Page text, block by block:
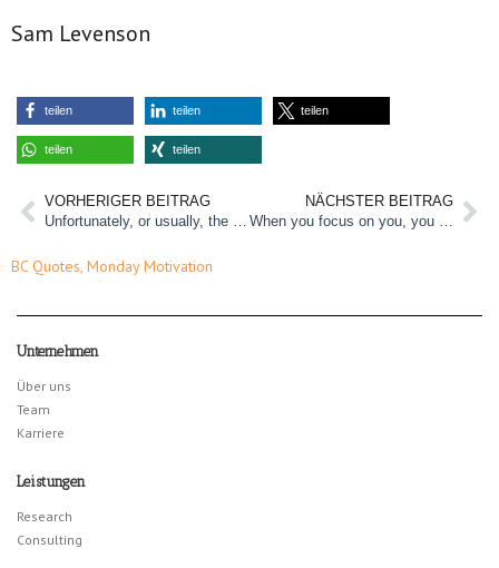
Sam Levenson
teilen teilen teilen
teilen teilen
VORHERIGER BEITRAG
NÄCHSTER BEITRAG
BC Quotes Monday Motivation
Unternehmen
Über uns
Team
Karriere
Leistungen
Research
Consulting